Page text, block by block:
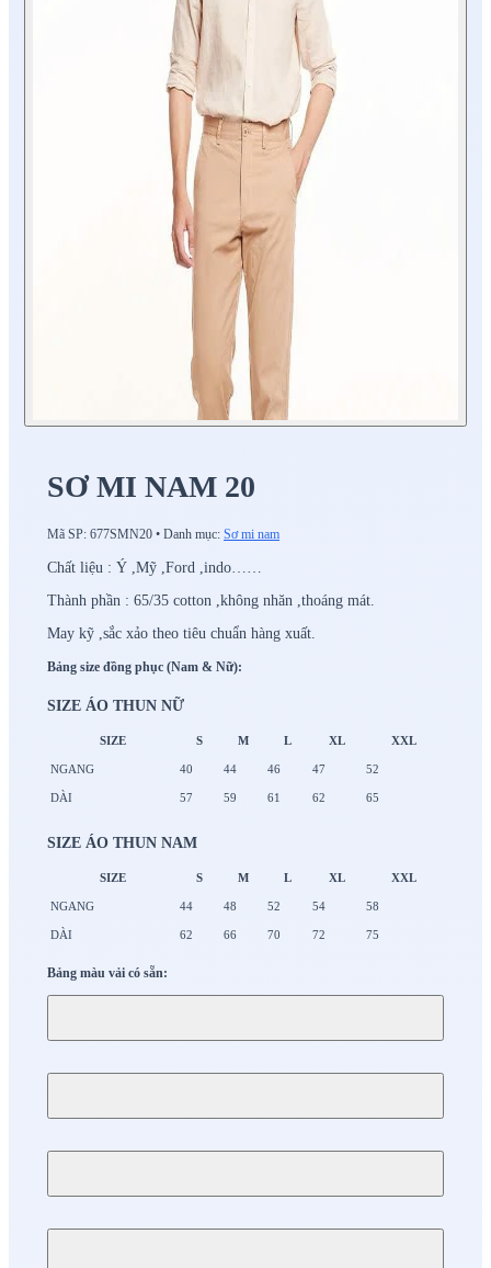
SƠ MI NAM 20
Mã SP: 677SMN20 • Danh mục: Sơ mi nam
Chất liệu : Ý ,Mỹ ,Ford ,indo……
Thành phần : 65/35 cotton ,không nhăn ,thoáng mát.
May kỹ ,sắc xảo theo tiêu chuẩn hàng xuất.
Bảng size đồng phục (Nam & Nữ):
SIZE ÁO THUN NỮ
SIZE S M L XL XXL
NGANG 40 44 46 47 52
DÀI 57 59 61 62 65
SIZE ÁO THUN NAM
SIZE S M L XL XXL
NGANG 44 48 52 54 58
DÀI 62 66 70 72 75
Bảng màu vải có sẵn: